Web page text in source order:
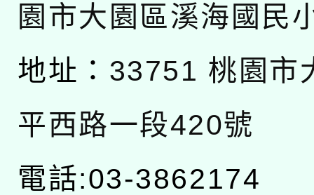
園市大園區溪海國民
地址： 33751 桃園市
平西路一段420號
電話:03-3862174